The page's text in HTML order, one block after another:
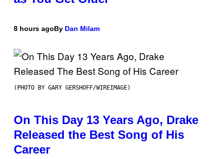
8 hours agoBy Dan Milam
(PHOTO BY GARY GERSHOFF/WIREIMAGE)
On This Day 13 Years Ago, Drake
Released the Best Song of His
Career